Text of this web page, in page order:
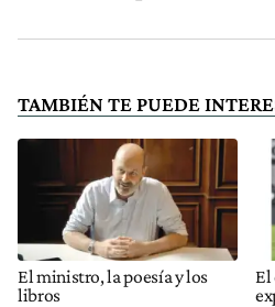
TAMBIÉN TE PUEDE
El ministro, la poesía y los
libros
El